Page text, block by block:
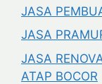
JASA
JASA
JASA
ATAP BOCOR